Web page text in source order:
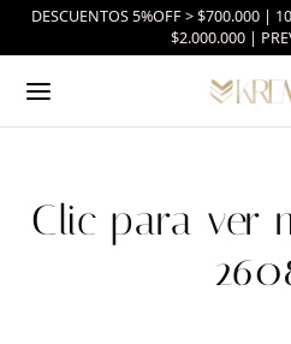
DESCUENTOS 5%OFF > $700.000 |
$2.000.000 |
Clic para ver